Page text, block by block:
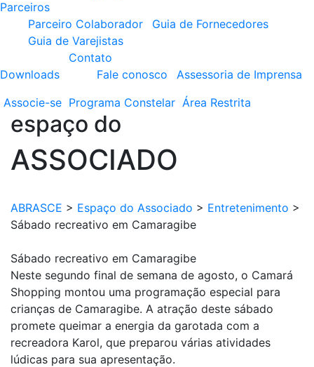
Parceiros
Parceiro Colaborador
Guia de Fornecedores
Guia de Varejistas
Downloads
Contato
Fale conosco
Assessoria de Imprensa
Associe-se Programa Constelar Área Restrita
espaço do
ASSOCIADO
ABRASCE > Espaço do Associado > Entretenimento >
Sábado recreativo em Camaragibe
Sábado recreativo em Camaragibe
Neste segundo final de semana de agosto, o Camará
Shopping montou uma programação especial para
crianças de Camaragibe. A atração deste sábado
promete queimar a energia da garotada com a
recreadora Karol, que preparou várias atividades
lúdicas para sua apresentação.